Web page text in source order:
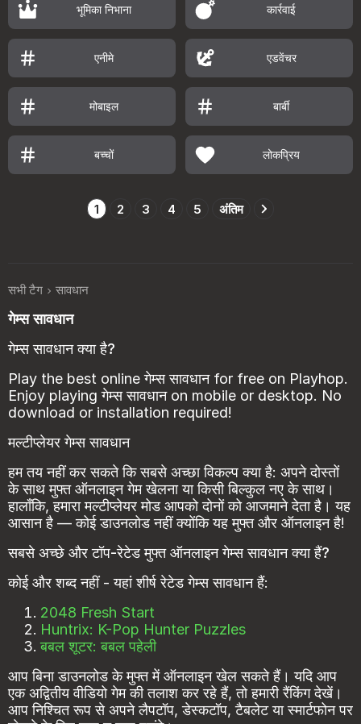
भूमिका निभाना कार्रवाई
एनीमे एडवेंचर
मोबाइल बार्बी
बच्चों लोकप्रिय
1 2 3 4 5 अंतिम
सभी टैग सावधान
गेम्स सावधान
गेम्स सावधान क्या है?
Play the best online गेम्स सावधान for free on Playhop.
Enjoy playing गेम्स सावधान on mobile or desktop. No
download or installation required!
मल्टीप्लेयर गेम्स सावधान
हम तय नहीं कर सकते कि सबसे अच्छा विकल्प क्या है: अपने दोस्तों
के साथ मुफ्त ऑनलाइन गेम खेलना या किसी बिल्कुल नए के साथ।
हालाँकि, हमारा मल्टीप्लेयर मोड आपको दोनों को आजमाने देता है। यह
आसान है — कोई डाउनलोड नहीं क्योंकि यह मुफ्त और ऑनलाइन है!
सबसे अच्छे और टॉप-रेटेड मुफ्त ऑनलाइन गेम्स सावधान क्या हैं?
कोई और शब्द नहीं - यहां शीर्ष रेटेड गेम्स सावधान हैं:
2048 Fresh Start
Huntrix: K-Pop Hunter Puzzles
बबल शूटर: बबल पहेली
आप बिना डाउनलोड के मुफ्त में ऑनलाइन खेल सकते हैं। यदि आप
एक अद्वितीय वीडियो गेम की तलाश कर रहे हैं, तो हमारी रैंकिंग देखें।
आप निश्चित रूप से अपने लैपटॉप, डेस्कटॉप, टैबलेट या स्मार्टफोन पर